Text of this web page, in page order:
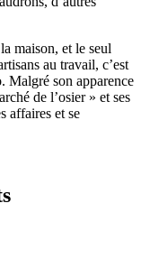
maison, et le seul
au travail, c’est
. Malgré son apparence
de l’osier » et ses
affaires et se